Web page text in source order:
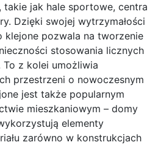
takie jak hale sportowe, centra
Dzięki swojej wytrzymałości
klejone pozwala na tworzenie
stosowania licznych
z kolei umożliwia
przestrzeni o nowoczesnym
jest także popularnym
mieszkaniowym – domy
elementy
zarówno w konstrukcjach